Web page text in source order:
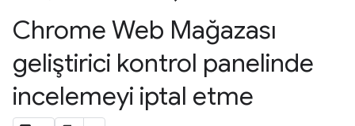
Chrome Web Mağazası
geliştirici kontrol panelinde
incelemeyi iptal etme